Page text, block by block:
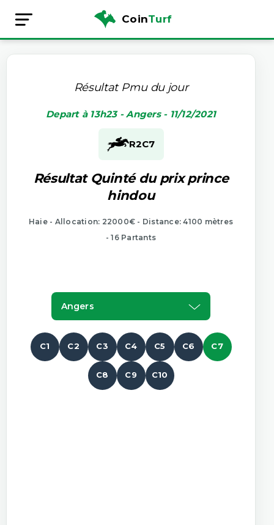
CoinTurf
Résultat Pmu du jour
Depart à 13h23 - Angers - 11/12/2021
R2C7
Résultat Quinté du prix prince
hindou
Haie - Allocation: 22000€ - Distance: 4100 mètres
- 16 Partants
Angers
C1 C2 C3 C4 C5 C6 C7
C8 C9 C10